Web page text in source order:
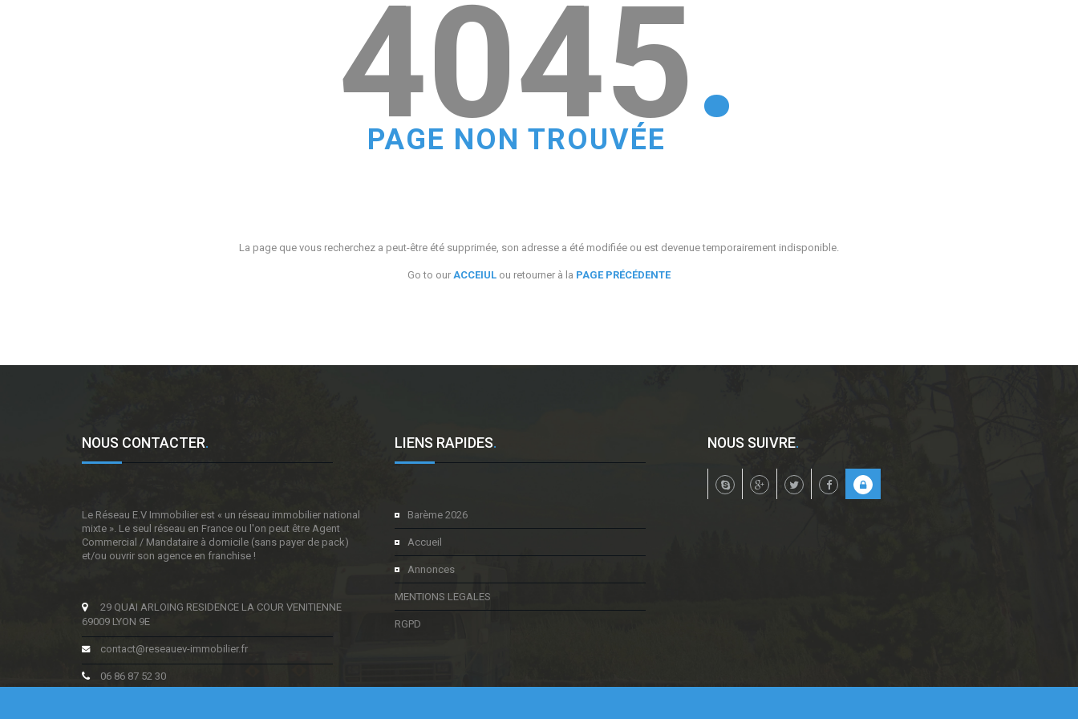
4045.
PAGE NON TROUVÉE
La page que vous recherchez a peut-être été supprimée, son adresse a été modifiée ou est devenue temporairement indisponible.
Go to our ACCEIUL ou retourner à la PAGE PRÉCÉDENTE
NOUS CONTACTER.
Le Réseau E.V Immobilier est « un réseau immobilier national
mixte ». Le seul réseau en France ou l'on peut être Agent
Commercial / Mandataire à domicile (sans payer de pack)
et/ou ouvrir son agence en franchise !
29 QUAI ARLOING RESIDENCE LA COUR VENITIENNE
69009 LYON 9E
contact@reseauev-immobilier.fr
06 86 87 52 30
LIENS RAPIDES.
Barème 2026
Accueil
Annonces
MENTIONS LEGALES
RGPD
NOUS SUIVRE.